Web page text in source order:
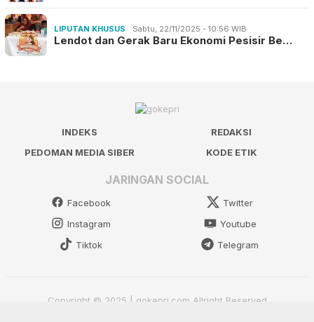
LIPUTAN KHUSUS Sabtu, 22/11/2025 - 10:56 WIB
Lendot dan Gerak Baru Ekonomi Pesisir Be…
INDEKS
REDAKSI
PEDOMAN MEDIA SIBER
KODE ETIK
JARINGAN SOCIAL
Facebook
Twitter
Instagram
Youtube
Tiktok
Telegram
Copyright © 2025 | gokepri.com Allright Reserved